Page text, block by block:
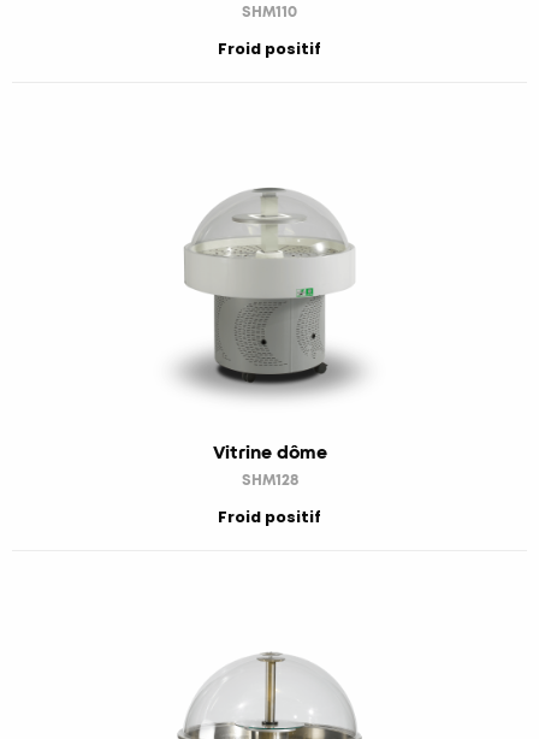
SHM110
Froid positif
Vitrine dôme
SHM128
Froid positif